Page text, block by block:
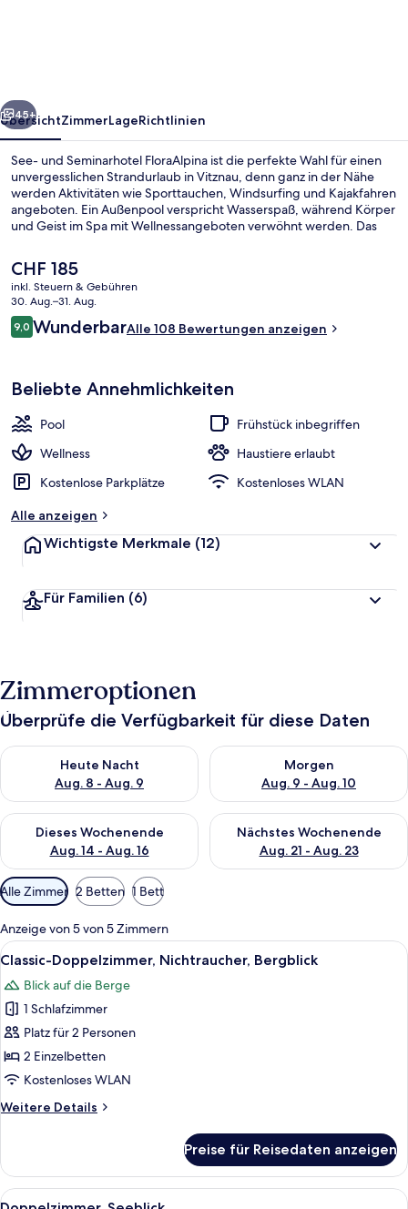
Weiter
45+
ÜbersichtZimmerLageRichtlinien
See- und Seminarhotel FloraAlpina ist die perfekte Wahl für einen
unvergesslichen Strandurlaub in Vitznau, denn ganz in der Nähe
werden Aktivitäten wie Sporttauchen, Windsurfing und Kajakfahren
angeboten. Ein Außenpool verspricht Wasserspaß, während Körper
und Geist im Spa mit Wellnessangeboten verwöhnt werden. Das
möchtest. Für kühle Getränke dagegen bist du in der Bar/Lounge
an der richtigen Adresse. Weitere Highlights sind
Fitnessmöglichkeiten, ein Whirlpool und eine Sauna.
Der
aktuelle
Preis
beträgt
CHF 185.
CHF 185
inkl. Steuern & Gebühren
30. Aug.–31. Aug.
Bewertungen
9,09,0 von 10.
WunderbarAlle 108 Bewertungen anzeigen
Beliebte Annehmlichkeiten
Pool
Frühstück inbegriffen
Wellness
Haustiere erlaubt
Kostenlose Parkplätze
Kostenloses WLAN
Alle anzeigen
Wichtigste Merkmale (12)
Für Familien (6)
Zimmeroptionen
Überprüfe die Verfügbarkeit für diese Daten
Heute Nacht
Aug. 8 - Aug. 9
Überprüfe die Verfügbarkeit für heute Nacht, Aug. 8 - Aug. 9.
Morgen
Aug. 9 - Aug. 10
Überprüfe die Verfügbarkeit
Dieses Wochenende
Aug. 14 - Aug. 16
Überprüfe die Verfügbarkeit für dieses Wochenende, Aug. 14
Nächstes Wochenende
Aug. 21 - Aug. 23
Überprüfe die Verfügbarkeit
Verfügbare
Filter
für
Zimmer
Alle Zimmer 2 Betten 1 Bett
Anzeige von 5 von 5 Zimmern
Alle
Fotos
für
Classic-
Doppelzimmer,
Nichtraucher,
Bergblick
Ein Schlafzimmer mit einem großen
3
Classic-Doppelzimmer, Nichtraucher, Bergblick
Blick auf die Berge
1 Schlafzimmer
Platz für 2 Personen
2 Einzelbetten
Kostenloses WLAN
Weitere Details
Weitere
Doppelzimmer,
Nichtraucher,
Bergblick
Preise für Reisedaten anzeigen
Alle
Ein Hotelzimmer mit Bett,
6